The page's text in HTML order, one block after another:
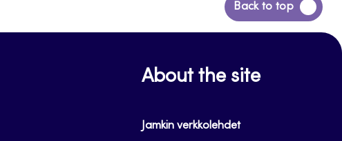
Back to top
Back
to
About the site
Jamkin verkkolehdet